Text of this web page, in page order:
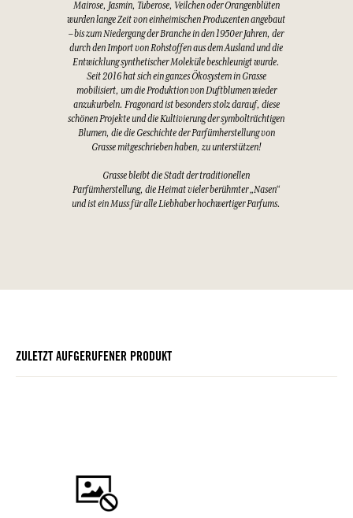
Mairose, Jasmin, Tuberose, Veilchen oder Orangenblüten
wurden lange Zeit von einheimischen Produzenten angebaut
– bis zum Niedergang der Branche in den 1950er Jahren, der
durch den Import von Rohstoffen aus dem Ausland und die
Entwicklung synthetischer Moleküle beschleunigt wurde.
Seit 2016 hat sich ein ganzes Ökosystem in Grasse
mobilisiert, um die Produktion von Duftblumen wieder
anzukurbeln. Fragonard ist besonders stolz darauf, diese
schönen Projekte und die Kultivierung der symbolträchtigen
Blumen, die die Geschichte der Parfümherstellung von
Grasse mitgeschrieben haben, zu unterstützen!
Grasse bleibt die Stadt der traditionellen
Parfümherstellung, die Heimat vieler berühmter „Nasen“
und ist ein Muss für alle Liebhaber hochwertiger Parfums.
ZULETZT AUFGERUFENER PRODUKT